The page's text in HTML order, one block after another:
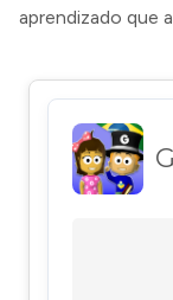
aprendizado que